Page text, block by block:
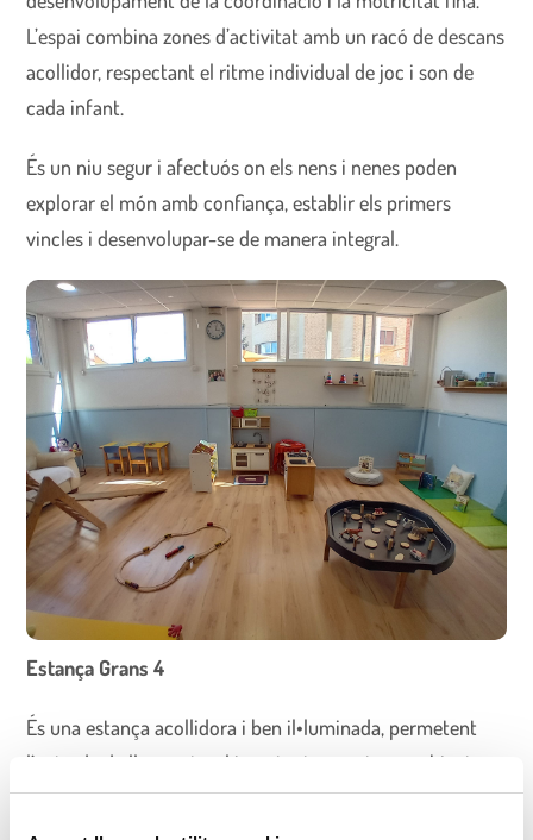
L’espai combina zones d’activitat amb un racó de descans
acollidor, respectant el ritme individual de joc i son de
cada infant.
És un niu segur i afectuós on els nens i nenes poden
explorar el món amb confiança, establir els primers
vincles i desenvolupar-se de manera integral.
Estança Grans 4
És una estança acollidora i ben il•luminada, permetent
l’entrada de llum natural i per tant, creant un ambient
càlid i agradable.